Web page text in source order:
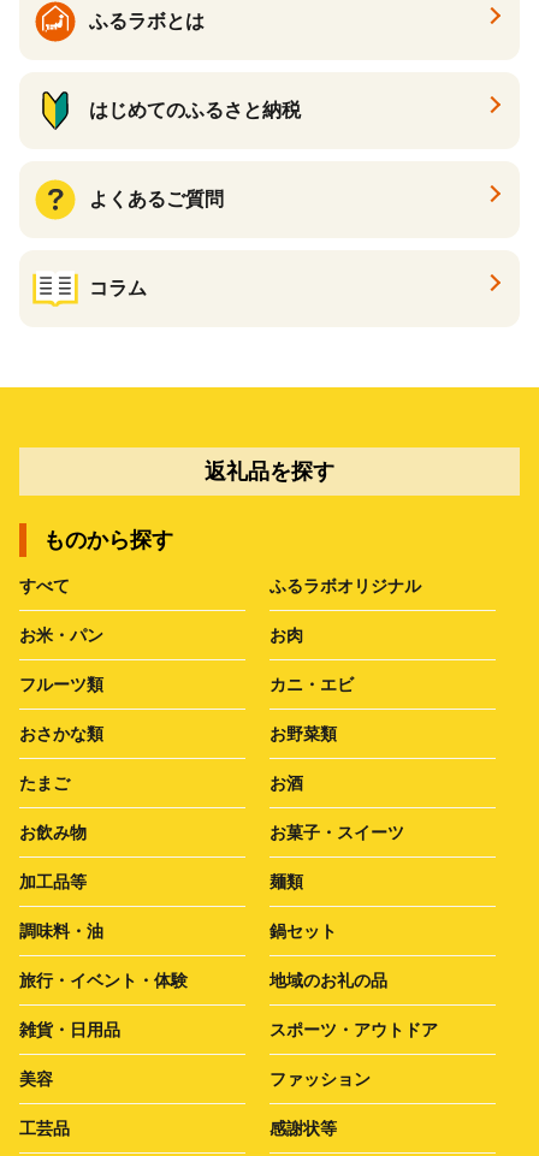
ふるラボとは
はじめてのふるさと納税
よくあるご質問
コラム
返礼品を探す
ものから探す
すべて ふるラボオリジナル
お米・パン お肉
フルーツ類 カニ・エビ
おさかな類 お野菜類
たまご お酒
お飲み物 お菓子・スイーツ
加工品等 麺類
調味料・油 鍋セット
旅行・イベント・体験 地域のお礼の品
雑貨・日用品 スポーツ・アウトドア
美容 ファッション
工芸品 感謝状等